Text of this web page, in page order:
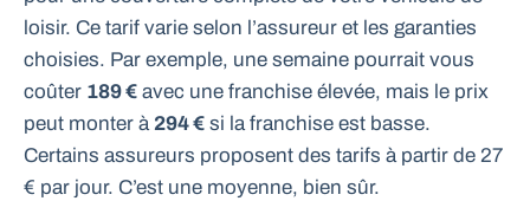
loisir. Ce tarif varie selon l’assureur et les garanties
choisies. Par exemple, une semaine pourrait vous
coûter 189 € avec une franchise élevée, mais le prix
peut monter à 294 € si la franchise est basse.
Certains assureurs proposent des tarifs à partir de 27
€ par jour. C’est une moyenne, bien sûr.